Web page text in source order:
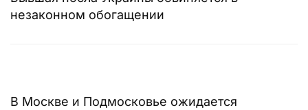
незаконном обогащении
В Москве и Подмосковье ожидается